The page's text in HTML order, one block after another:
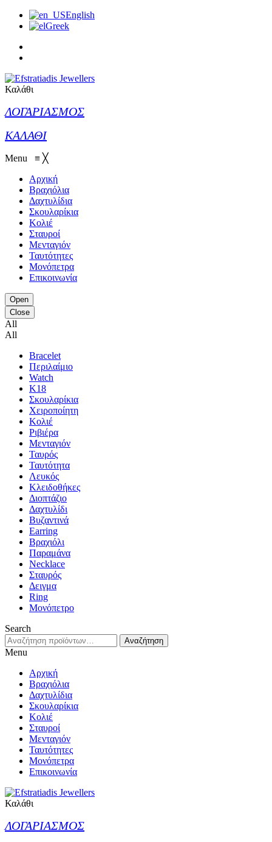
English
Greek
Καλάθι
ΛΟΓΑΡΙΑΣΜΟΣ
ΚΑΛΑΘΙ
Menu ≡ ╳
Αρχική
Βραχιόλια
Δαχτυλίδια
Σκουλαρίκια
Κολιέ
Σταυροί
Μενταγιόν
Ταυτότητες
Μονόπετρα
Επικοινωνία
Open
Close
All
All
Bracelet
Περιλαίμιο
Watch
K18
Σκουλαρίκια
Χειροποίητη
Κολιέ
Ριβιέρα
Μενταγιόν
Ταυρός
Ταυτότητα
Λευκός
Κλειδοθήκες
Διοπτάζιο
Δαχτυλίδι
Βυζαντινά
Earring
Βραχιόλι
Παραμάνα
Necklace
Σταυρός
Δειγμα
Ring
Μονόπετρο
Search
Αναζήτηση
για:
Αναζήτηση
Menu
Αρχική
Βραχιόλια
Δαχτυλίδια
Σκουλαρίκια
Κολιέ
Σταυροί
Μενταγιόν
Ταυτότητες
Μονόπετρα
Επικοινωνία
Καλάθι
ΛΟΓΑΡΙΑΣΜΟΣ